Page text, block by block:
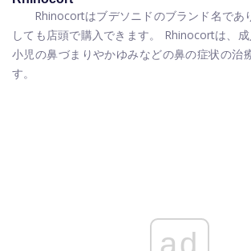
Rhinocortはブデソニドのブランド名であ
しても店頭で購入できます。 Rhinocortは、
小児の鼻づまりやかゆみなどの鼻の症状の治
す。